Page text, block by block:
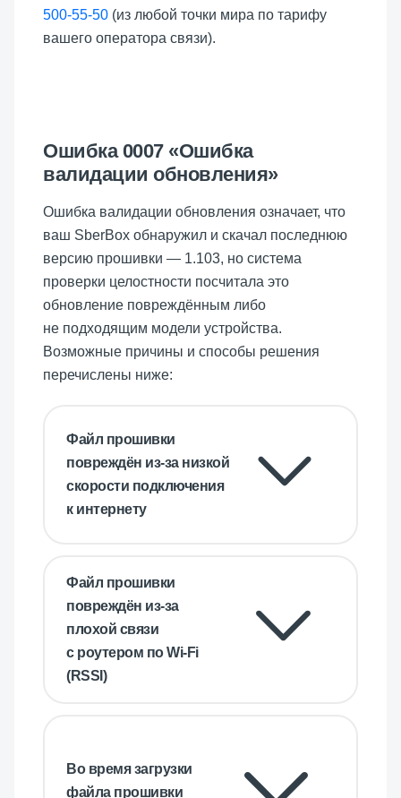
500-55-50 (из любой точки мира по тарифу
вашего оператора связи).
Ошибка 0007 «Ошибка
валидации обновления»
Ошибка валидации обновления означает, что
ваш SberBox обнаружил и скачал последнюю
версию прошивки — 1.103, но система
проверки целостности посчитала это
обновление повреждённым либо
не подходящим модели устройства.
Возможные причины и способы решения
перечислены ниже:
Файл прошивки
повреждён из-за низкой
скорости подключения
к интернету
Файл прошивки
повреждён из-за
плохой связи
с роутером по Wi-Fi
(RSSI)
Во время загрузки
файла прошивки